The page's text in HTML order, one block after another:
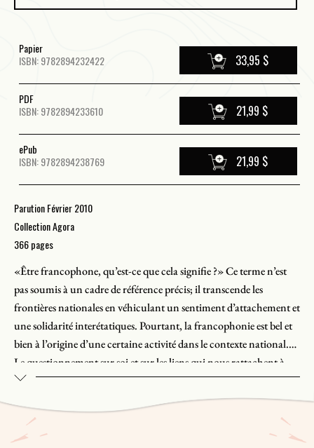
Papier
ISBN: 9782894232422
33,95 $
PDF
ISBN: 9782894233610
21,99 $
ePub
ISBN: 9782894238769
21,99 $
Parution Février 2010
Collection Agora
366 pages
«Être francophone, qu’est-ce que cela signifie ?» Ce terme n’est
pas soumis à un cadre de référence précis; il transcende les
frontières nationales en véhiculant un sentiment d’attachement et
une solidarité interétatiques. Pourtant, la francophonie est bel et
bien à l’origine d’une certaine activité dans le contexte national.
Le questionnement sur soi et sur les liens qui nous rattachent à
cette nébuleuse qu’est la francophonie perdure au sein de la
population et des institutions et associations de l’État.
Considérant qu’aucun cadre, politique ou social, n’est capable